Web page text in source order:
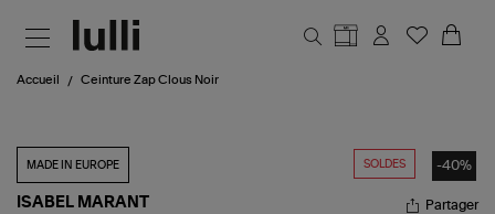
Accueil Ceinture Zap Clous Noir
SOLDES -40%
MADE IN EUROPE
ISABEL MARANT Partager